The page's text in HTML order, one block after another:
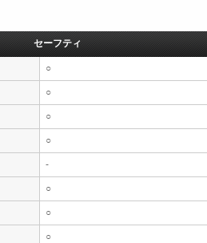
セーフティ
○
○
○
○
-
○
○
○